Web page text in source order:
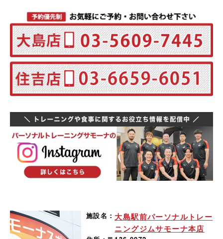
施設名： 大島駅前パーソナルトレー
ニングジムサモーナ本店